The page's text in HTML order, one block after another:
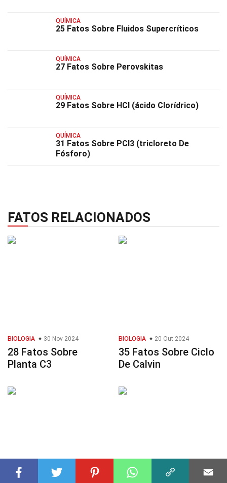
QUÍMICA
25 Fatos Sobre Fluidos Supercríticos
QUÍMICA
27 Fatos Sobre Perovskitas
QUÍMICA
29 Fatos Sobre HCl (ácido Clorídrico)
QUÍMICA
31 Fatos Sobre PCl3 (tricloreto De
Fósforo)
FATOS RELACIONADOS
BIOLOGIA 30 Nov 2024
28 Fatos Sobre
Planta C3
BIOLOGIA 20 Out 2024
35 Fatos Sobre Ciclo
De Calvin